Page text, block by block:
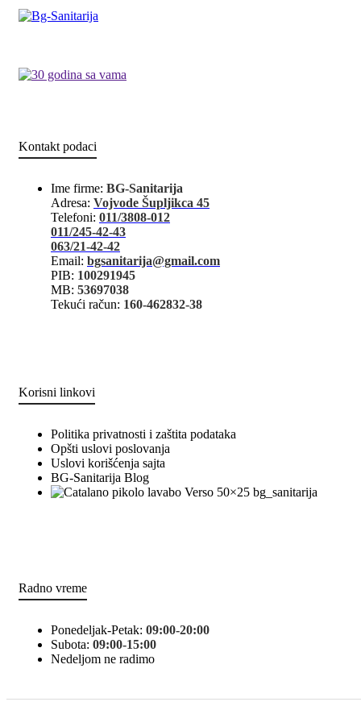
Kontakt podaci
Ime firme: BG-Sanitarija
Adresa: Vojvode Šupljikca 45
Telefoni: 011/3808-012
011/245-42-43
063/21-42-42
Email: bgsanitarija@gmail.com
PIB: 100291945
MB: 53697038
Tekući račun: 160-462832-38
Korisni linkovi
Politika privatnosti i zaštita podataka
Opšti uslovi poslovanja
Uslovi korišćenja sajta
BG-Sanitarija Blog
bg_sanitarija
Radno vreme
Ponedeljak-Petak: 09:00-20:00
Subota: 09:00-15:00
Nedeljom ne radimo